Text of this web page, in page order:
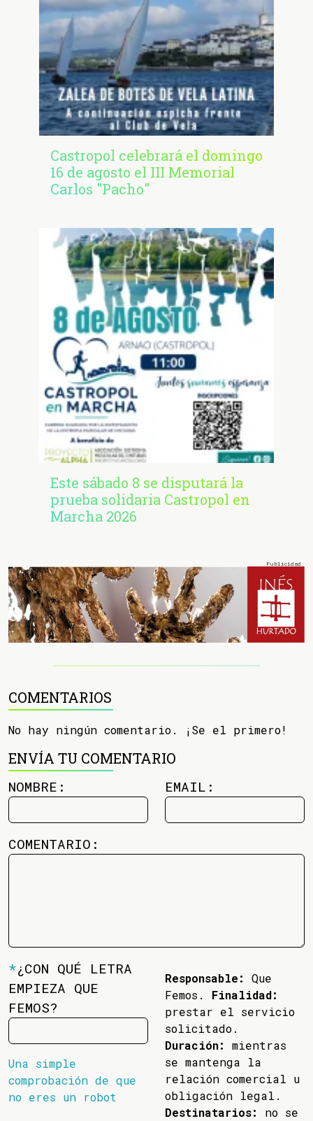
Castropol celebrará el domingo
16 de agosto el III Memorial
Carlos "Pacho"
Este sábado 8 se disputará la
prueba solidaria Castropol en
Marcha 2026
COMENTARIOS
No hay ningún comentario. ¡Se el primero!
ENVÍA TU COMENTARIO
NOMBRE: EMAIL:
COMENTARIO:
*¿CON QUÉ LETRA
EMPIEZA QUE
FEMOS?
Una simple
comprobación de que
no eres un robot
Responsable:
Que
Femos. Finalidad:
prestar el servicio
solicitado.
Duración:
mientras
se mantenga la
relación comercial u
obligación legal.
Destinatarios:
no se